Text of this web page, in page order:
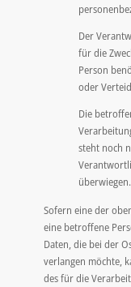
Der
für die
Person
oder
Die
steht noch
überwiegen.
Sofern eine der
eine betroffene
Daten, die bei der
verlangen möchte,
des für die